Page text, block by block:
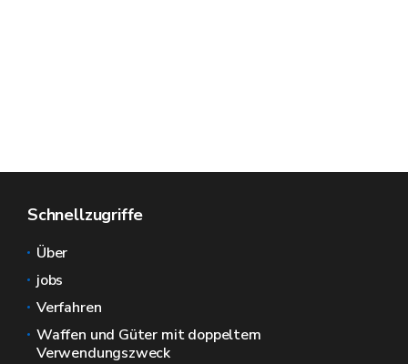
Schnellzugriffe
Über
jobs
Verfahren
Waffen und Güter mit doppeltem
Verwendungszweck